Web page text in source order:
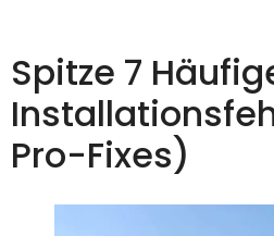
Spitze 7
Pro-Fixes)